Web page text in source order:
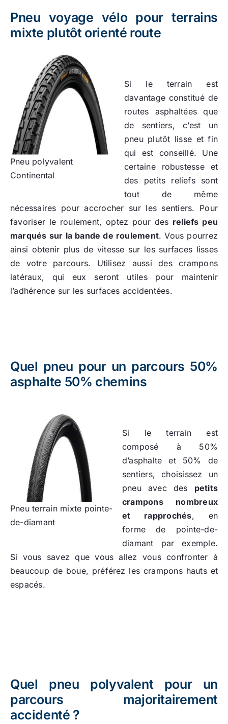
Pneu voyage vélo pour terrains
mixte plutôt orienté route
Pneu polyvalent
Continental
Si le terrain est
davantage constitué de
routes asphaltées que
de sentiers, c’est un
pneu plutôt lisse et fin
qui est conseillé. Une
certaine robustesse et
des petits reliefs sont
tout de même
nécessaires pour accrocher sur les sentiers. Pour
favoriser le roulement, optez pour des reliefs peu
marqués sur la bande de roulement. Vous pourrez
ainsi obtenir plus de vitesse sur les surfaces lisses
de votre parcours. Utilisez aussi des crampons
latéraux, qui eux seront utiles pour maintenir
l’adhérence sur les surfaces accidentées.
Quel pneu pour un parcours 50%
asphalte 50% chemins
Pneu terrain mixte pointe-
de-diamant
Si le terrain est
composé à 50%
d’asphalte et 50% de
sentiers, choisissez un
pneu avec des petits
crampons nombreux
et rapprochés, en
forme de pointe-de-
diamant par exemple.
Si vous savez que vous allez vous confronter à
beaucoup de boue, préférez les crampons hauts et
espacés.
Quel pneu polyvalent pour un
parcours majoritairement
accidenté ?